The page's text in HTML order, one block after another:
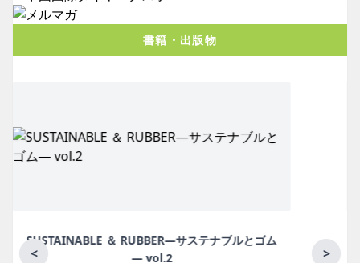
書籍・出版物
< >
月刊ラバーインダストリー／単品